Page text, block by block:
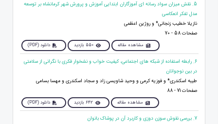
5. نقش میزان سواد رسانه ای آموزگاران ابتدایی آموزش و پرورش شهر کرمانشاه بر توسعه
مدل تفکر انعکاسی
نازیلا خطیب زنجانی* و روژین اعظمی
صفحات 58 - 70
مشاهده مقاله 550 بازدید دانلود (PDF)
6. رابطه استفاده از شبکه های اجتماعی، کیفیت خواب و نشخوار فکری با نگرانی از سلامتی
در بين نوجوانان
طیبه اسکندری* و فوزیه کرمی و وحید شاویسی زاد و سجاد اسکندری و مهسا بسامی
صفحات 71 - 88
مشاهده مقاله 642 بازدید دانلود (PDF)
7. بررسی نقوش سوزن دوزی و کاربرد آن در پوشاک بانوان